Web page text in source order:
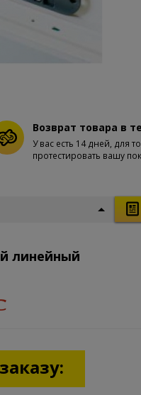
Возврат товара в
У вас есть 14 дней, для
протестировать вашу
линейный